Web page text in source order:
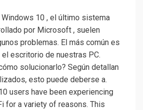
10 , el último sistema
por Microsoft , suelen
problemas. El más común es
escritorio de nuestras PC.
solucionarlo? Según detallan
esto puede deberse a.
users have been experiencing
for a variety of reasons. This